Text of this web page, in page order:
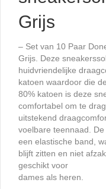
Grijs
– Set van 10 Paar
Grijs. Deze
huidvriendelijke
katoen waardoor die
80% katoen is deze
comfortabel om te
uitstekend
voelbare teennaad.
een elastische band,
blijft zitten en niet
geschikt voor
dames als heren.